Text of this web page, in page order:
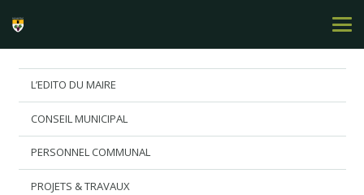
L’EDITO DU MAIRE
CONSEIL MUNICIPAL
PERSONNEL COMMUNAL
PROJETS & TRAVAUX